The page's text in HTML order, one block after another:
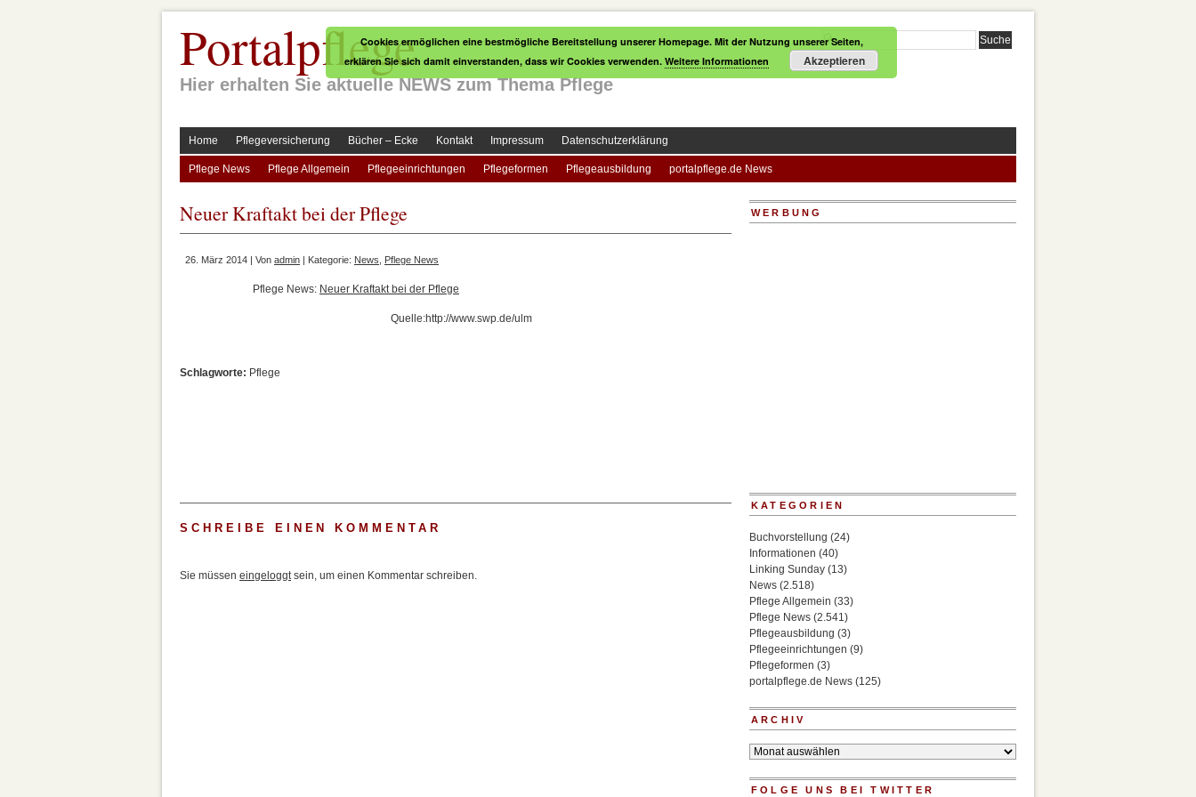
Portalpflege
Hier erhalten Sie aktuelle NEWS zum Thema Pflege
Home Pflegeversicherung Bücher – Ecke Kontakt Impressum Datenschutzerklärung
Pflege News Pflege Allgemein Pflegeeinrichtungen Pflegeformen Pflegeausbildung portalpflege.de News
Neuer Kraftakt bei der Pflege
26. März 2014 | Von admin | Kategorie: News Pflege News
Pflege News: Neuer Kraftakt bei der Pflege
Quelle:http://www.swp.de/ulm
Schlagworte: Pflege
SCHREIBE EINEN KOMMENTAR
Sie müssen eingeloggtsein, um einen Kommentar schreiben.
WERBUNG
KATEGORIEN
Buchvorstellung (24)
Informationen (40)
Linking Sunday (13)
News (2.518)
Pflege Allgemein (33)
Pflege News (2.541)
Pflegeausbildung (3)
Pflegeeinrichtungen (9)
Pflegeformen (3)
portalpflege.de News (125)
ARCHIV
Archiv
FOLGE UNS BEI TWITTER
Cookies ermöglichen eine bestmögliche Bereitstellung unserer Homepage. Mit der Nutzung unserer Seiten,
erklären Sie sich damit einverstanden, dass wir Cookies verwenden. Weitere Informationen Akzeptieren